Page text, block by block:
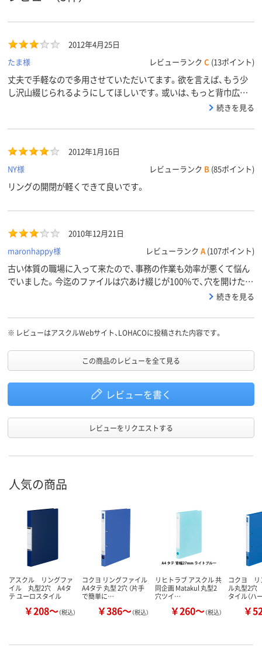
2012年4月25日
たま様
レビューランク C (13ポイント)
丈夫で手軽なので多用させていただいてます。欲を言えば、もう少
し沢山綴じられるようにしてほしいです。或いは、もっと背巾広い
続きを見る
2012年1月16日
NY様
レビューランク B (85ポイント)
リングの開閉が軽くできて良いです。
2010年12月21日
maronhappy様
レビューランク A (107ポイント)
古い体質の職場に入って来たので、事務の作業も効率が悪くて悩ん
でいました。今迄のファイルは穴あけ綴じが100%で、穴を開けたら
付属の２本の紐みたいなものに入れ、金具を通して留めていまし
しすると、古い書類はどんどん大きな穴があいて破れる事が多いで
す。アスクルさんでのカタログを見ると、ワンタッチで開閉するリ
開けないで強力なバインダーで止められるような物が開発されたら
良いなと思っています^^;
続きを見る
※ レビューはアスクルWebサイト、LOHACOに投稿された内容です。
この商品のレビューを全て見る
レビューを書く
レビューをリクエストする
人気の商品
アスクル リングファ
イル 丸型2穴 A4タ
テ ユーロスタイル
￥208～（税込）
コクヨ リングファイル
A4タテ 丸型 2穴 （片手
で簡単に…
￥386～（税込）
リヒトラブ アスクル 共
同企画 Matakul 丸型2
穴ツイ…
￥260～（税込）
コクヨ リ
ル丸型2
タイル（
￥